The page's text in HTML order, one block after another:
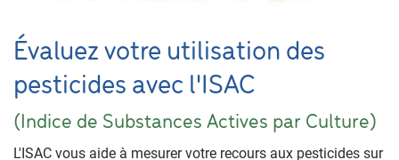
Évaluez votre utilisation des
pesticides avec l'ISAC
(Indice de Substances Actives par Culture)
L'ISAC vous aide à mesurer votre recours aux pesticides sur